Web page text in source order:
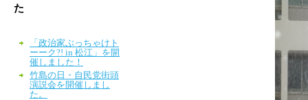
た
「政治家ぶっちゃけト
ーーク?! in 松江」を開
催しました！
竹島の日・自民党街頭
演説会を開催しまし
た。